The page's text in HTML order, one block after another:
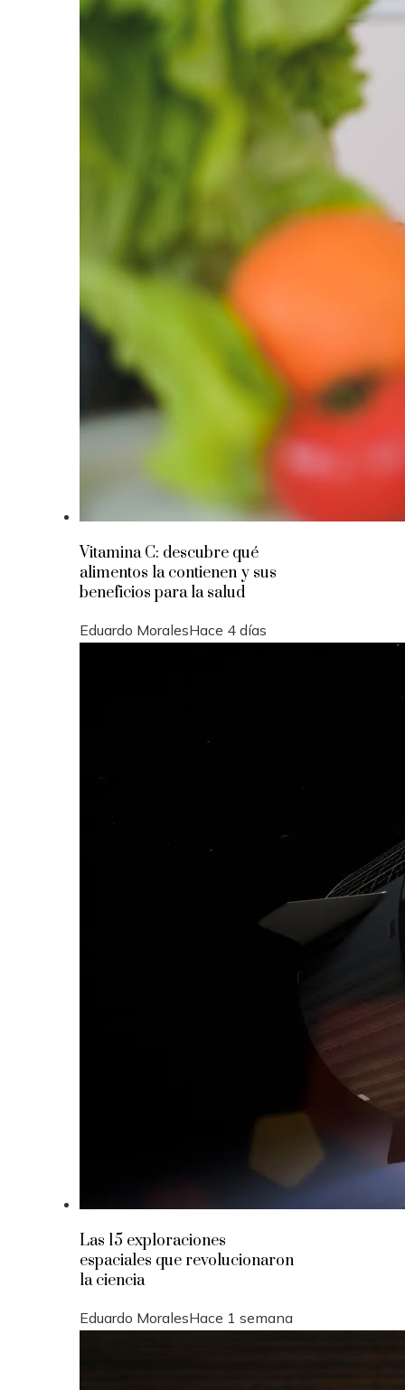
Vitamina C: descubre qué
alimentos la contienen y sus
beneficios para la salud
Eduardo MoralesHace 4 días
Las 15 exploraciones
espaciales que revolucionaron
la ciencia
Eduardo MoralesHace 1 semana